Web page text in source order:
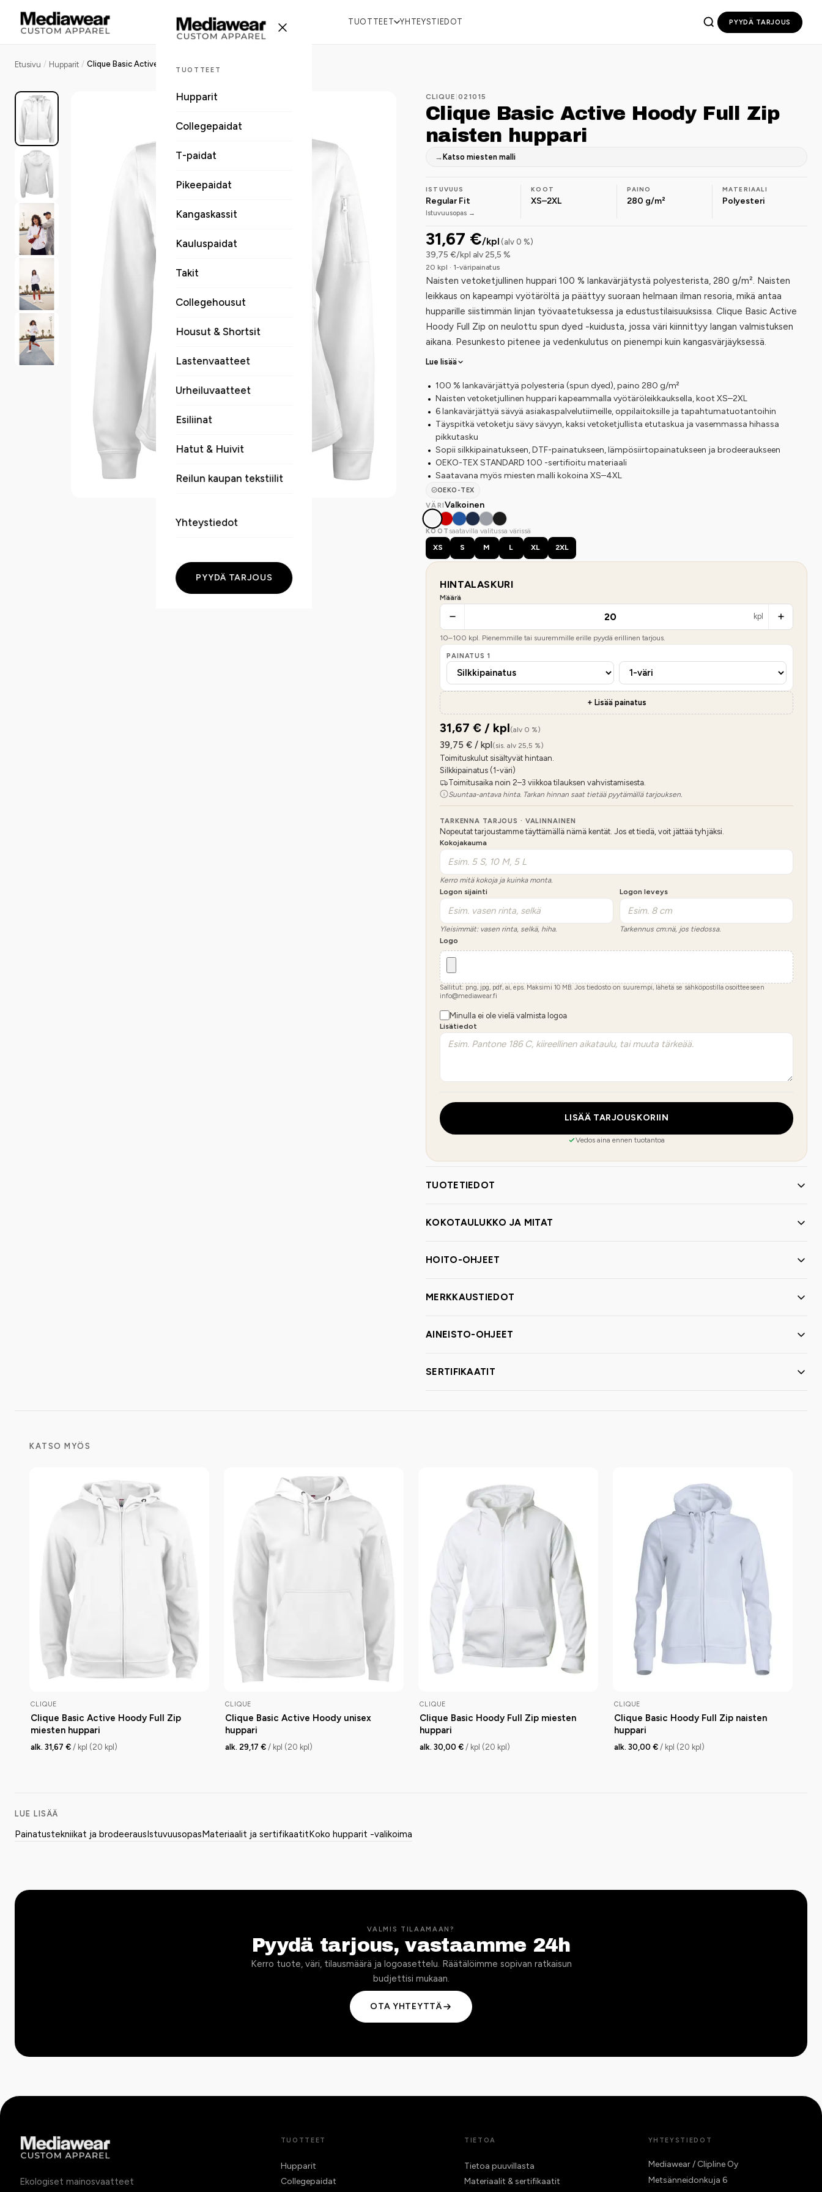
TUOTTEET YHTEYSTIEDOT PYYDÄ TARJOUS
TUOTTEET
Hupparit
Collegepaidat
T-paidat
Pikeepaidat
Kangaskassit
Kauluspaidat
Takit
Collegehousut
Housut & Shortsit
Lastenvaatteet
Urheiluvaatteet
Esiliinat
Hatut & Huivit
Reilun kaupan tekstiilit
Yhteystiedot
PYYDÄ TARJOUS
Etusivu / Hupparit /
CLIQUE 021015
Clique Basic Active Hoody Full Zip
naisten huppari
→ Katso miesten malli
ISTUVUUS
Regular Fit
Istuvuusopas →
KOOT
XS–2XL
PAINO
280 g/m²
MATERIAALI
Polyesteri
31,67 €/kpl (alv 0 %)
39,75 €/kpl alv 25,5 %
20 kpl · 1-väripainatus
Naisten vetoketjullinen huppari 100 % lankavärjätystä polyesterista, 280 g/m². Naisten
leikkaus on kapeampi vyötäröltä ja päättyy suoraan helmaan ilman resoria, mikä antaa
hupparille siistimmän linjan työvaatetuksessa ja edustustilaisuuksissa. Clique Basic Active
Hoody Full Zip on neulottu spun dyed -kuidusta, jossa väri kiinnittyy langan valmistuksen
aikana. Pesunkesto pitenee ja vedenkulutus on pienempi kuin kangasvärjäyksessä.
Lue lisää
100 % lankavärjättyä polyesteria (spun dyed), paino 280 g/m²
Naisten vetoketjullinen huppari kapeammalla vyötäröleikkauksella, koot XS–2XL
6 lankavärjättyä sävyä asiakaspalvelutiimeille, oppilaitoksille ja tapahtumatuotantoihin
Täyspitkä vetoketju sävy sävyyn, kaksi vetoketjullista etutaskua ja vasemmassa hihassa
pikkutasku
Sopii silkkipainatukseen, DTF-painatukseen, lämpösiirtopainatukseen ja brodeeraukseen
OEKO-TEX STANDARD 100 -sertifioitu materiaali
Saatavana myös miesten malli kokoina XS–4XL
OEKO-TEX
VÄRIValkoinen
KOOT saatavilla valitussa värissä
XS
S M L XL 2XL
HINTALASKURI
Määrä
kpl
10–100 kpl. Pienemmille tai suuremmille erille pyydä erillinen tarjous.
PAINATUS 1
+ Lisää painatus
31,67 € / kpl(alv 0 %)
39,75 € / kpl(sis. alv 25,5 %)
Toimituskulut sisältyvät hintaan.
Silkkipainatus (1-väri)
Toimitusaika noin 2–3 viikkoa tilauksen vahvistamisesta.
Suuntaa-antava hinta. Tarkan hinnan saat tietää pyytämällä tarjouksen.
TARKENNA TARJOUS · VALINNAINEN
Nopeutat tarjoustamme täyttämällä nämä kentät. Jos et tiedä, voit jättää tyhjäksi.
Kokojakauma
Kerro mitä kokoja ja kuinka monta.
Logon sijainti
Yleisimmät: vasen rinta, selkä, hiha.
Logon leveys
Tarkennus cm:nä, jos tiedossa.
Logo
Sallitut: png, jpg, pdf, ai, eps. Maksimi 10 MB. Jos tiedosto on suurempi, lähetä se sähköpostilla osoitteeseen
info@mediawear.fi
Minulla ei ole vielä valmista logoa
Lisätiedot
LISÄÄ TARJOUSKORIIN
Vedos aina ennen tuotantoa
TUOTETIEDOT
KOKOTAULUKKO JA MITAT
HOITO-OHJEET
MERKKAUSTIEDOT
AINEISTO-OHJEET
SERTIFIKAATIT
KATSO MYÖS
CLIQUE
Clique Basic Active Hoody Full Zip
miesten huppari
alk. 31,67 € / kpl (20 kpl)
CLIQUE
Clique Basic Active Hoody unisex
huppari
alk. 29,17 € / kpl (20 kpl)
CLIQUE
Clique Basic Hoody Full Zip miesten
huppari
alk. 30,00 € / kpl (20 kpl)
CLIQUE
Clique Basic Hoody Full Zip naisten
huppari
alk. 30,00 € / kpl (20 kpl)
LUE LISÄÄ
Painatustekniikat ja brodeerausIstuvuusopasMateriaalit ja sertifikaatitKoko hupparit -valikoima
VALMIS TILAAMAAN?
Pyydä tarjous, vastaamme 24h
Kerro tuote, väri, tilausmäärä ja logoasettelu. Räätälöimme sopivan ratkaisun
budjettisi mukaan.
OTA YHTEYTTÄ
Ekologiset mainosvaatteet
TUOTTEET
Hupparit
Collegepaidat
TIETOA
Tietoa puuvillasta
Materiaalit & sertifikaatit
YHTEYSTIEDOT
Mediawear / Clipline Oy
Metsänneidonkuja 6